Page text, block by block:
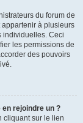
du forum de
à plusieurs
individuelles. Ceci
les permissions de
des pouvoirs
rejoindre un ?
cliquant sur le lien